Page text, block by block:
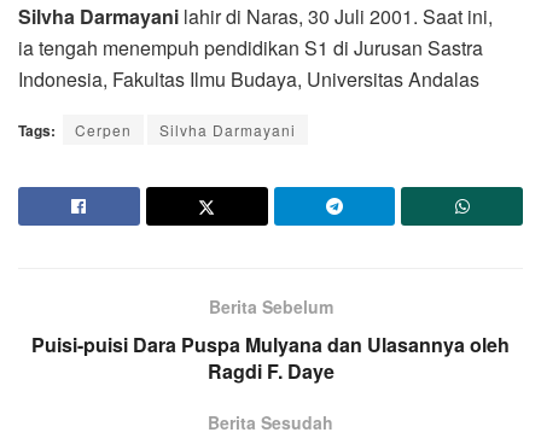
Silvha Darmayani lahir di Naras, 30 Juli 2001. Saat ini,
ia tengah menempuh pendidikan S1 di Jurusan Sastra
Indonesia, Fakultas Ilmu Budaya, Universitas Andalas
Tags: Cerpen Silvha Darmayani
Berita Sebelum
Puisi-puisi Dara Puspa Mulyana dan Ulasannya oleh
Ragdi F. Daye
Berita Sesudah